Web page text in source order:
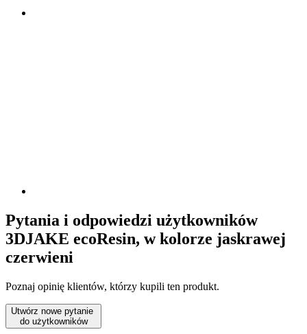
Pytania i odpowiedzi użytkowników
3DJAKE ecoResin, w kolorze jaskrawej
czerwieni
Poznaj opinię klientów, którzy kupili ten produkt.
Utwórz nowe pytanie
do użytkowników